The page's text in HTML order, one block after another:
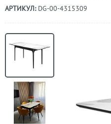
АРТИКУЛ: DG-00-4315309